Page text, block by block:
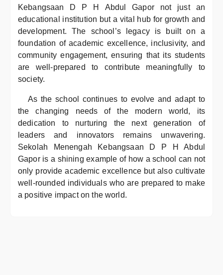
Kebangsaan D P H Abdul Gapor not just an
educational institution but a vital hub for growth and
development. The school’s legacy is built on a
foundation of academic excellence, inclusivity, and
community engagement, ensuring that its students
are well-prepared to contribute meaningfully to
society.
As the school continues to evolve and adapt to
the changing needs of the modern world, its
dedication to nurturing the next generation of
leaders and innovators remains unwavering.
Sekolah Menengah Kebangsaan D P H Abdul
Gapor is a shining example of how a school can not
only provide academic excellence but also cultivate
well-rounded individuals who are prepared to make
a positive impact on the world.